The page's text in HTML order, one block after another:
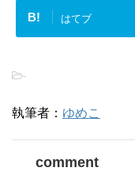
B! はてブ
-
執筆者： ゆめこ
comment